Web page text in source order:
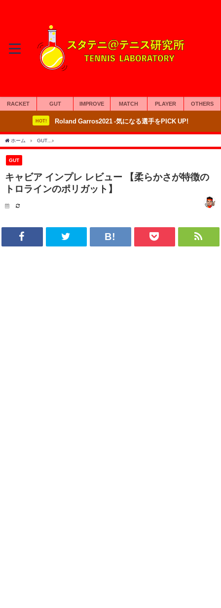
RACKET GUT IMPROVE MATCH PLAYER OTHERS
HOT! Roland Garros2021 -気になる選手をPICK UP!
ホーム GUT
GUT
キャビア インプレ レビュー 【柔らかさが特徴の
トロラインのポリガット】